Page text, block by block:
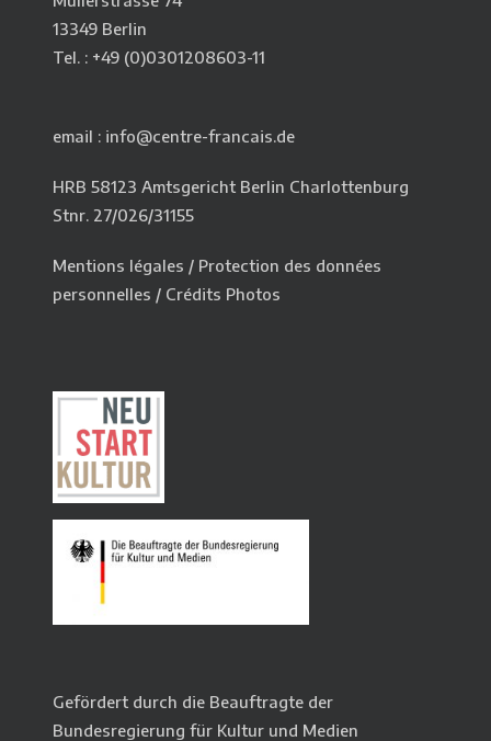
13349 Berlin
Tel. : +49 (0)0301208603-11
email : info@centre-francais.de
HRB 58123 Amtsgericht Berlin Charlottenburg
Stnr. 27/026/31155
Mentions légales / Protection des données
personnelles / Crédits Photos
Gefördert durch die Beauftragte der
Bundesregierung für Kultur und Medien